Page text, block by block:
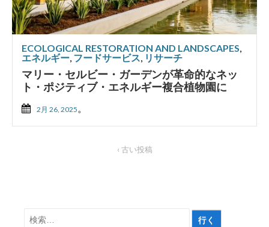
ECOLOGICAL RESTORATION AND LANDSCAPES,
エネルギー, フードサービス, リサーチ
マリー・セルビー・ガーデンが革命的なネッ
ト・ポジティブ・エネルギー複合植物園に
2月 26, 2025 。
‹ 古い投稿
検